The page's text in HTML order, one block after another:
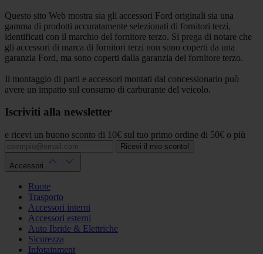
Questo sito Web mostra sia gli accessori Ford originali sia una
gamma di prodotti accuratamente selezionati di fornitori terzi,
identificati con il marchio del fornitore terzo. Si prega di notare che
gli accessori di marca di fornitori terzi non sono coperti da una
garanzia Ford, ma sono coperti dalla garanzia del fornitore terzo.
Il montaggio di parti e accessori montati dal concessionario può
avere un impatto sul consumo di carburante del veicolo.
Iscriviti alla newsletter
e ricevi un buono sconto di 10€ sul tuo primo ordine di 50€ o più
Ricevi il mio sconto!
Accessori
Ruote
Trasporto
Accessori interni
Accessori esterni
Auto Ibride & Elettriche
Sicurezza
Infotainment